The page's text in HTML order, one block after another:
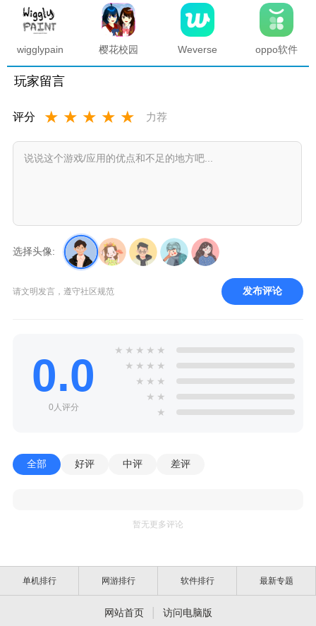
解锁版
正版
官方正版
载安装
2025最新
版本
wigglypaint
樱花校园
Weverse
oppo软件
玩家留言
评分 ★ ★ ★ ★ ★ 力荐
选择头像:
请文明发言，遵守社区规范 发布评论
0.0
0人评分
★ ★ ★ ★ ★
★ ★ ★ ★
★ ★ ★
★ ★
★
全部 好评 中评 差评
暂无更多评论
单机排行 网游排行 软件排行 最新专题
网站首页 访问电脑版